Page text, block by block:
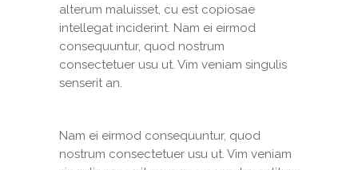
alterum maluisset, cu est copiosae
intellegat inciderint. Nam ei eirmod
consequuntur, quod nostrum
consectetuer usu ut. Vim veniam singulis
senserit an.
Nam ei eirmod consequuntur, quod
nostrum consectetuer usu ut. Vim veniam